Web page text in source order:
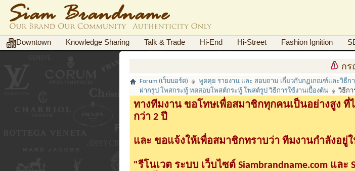
Downtown Knowledge Sharing Talk & Trade Hi-End Hi-Street Fashion Ignition
กรณีฉ้อโก
Forum (เว็บบอร์ด)
พูดคุย รายงาน และ สอบถาม เกี่ยวกับกฏเกณฑ์และวิธีกา
ฝากรูป โพสกระทู้ ทดสอบโพสต์กระทู้ โพสต์รูป วิธีการใช้งานเบื้องต้น
วิธีก
ทางทีมงาน ขอโทษเพื่อสมาชิกทุกคนเป็นอย่างสูง ที่ไ
กว่า 2 ปี
และ ขอแจ้งให้เพื่อสมาชิกทราบว่า ทีมงานกำลังอยู่
"รีโนเวต ระบบ เว็บไซต์ Siambrandname.com แล